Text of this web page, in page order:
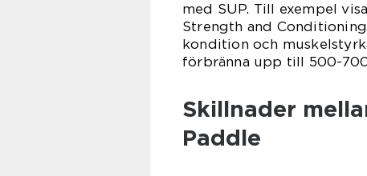
med SUP. Till exempel
Strength and
kondition och
förbränna upp till 500-
Skillnader
Paddle